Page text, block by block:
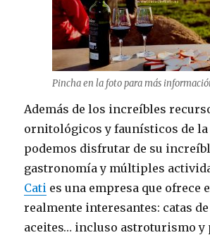
Pincha en la foto para más
Además de los increíbles
ornitológicos y faunísticos de la
podemos disfrutar de su
gastronomía y múltiples
Cati es una empresa que ofrece
realmente interesantes: catas
aceites… incluso astroturismo y